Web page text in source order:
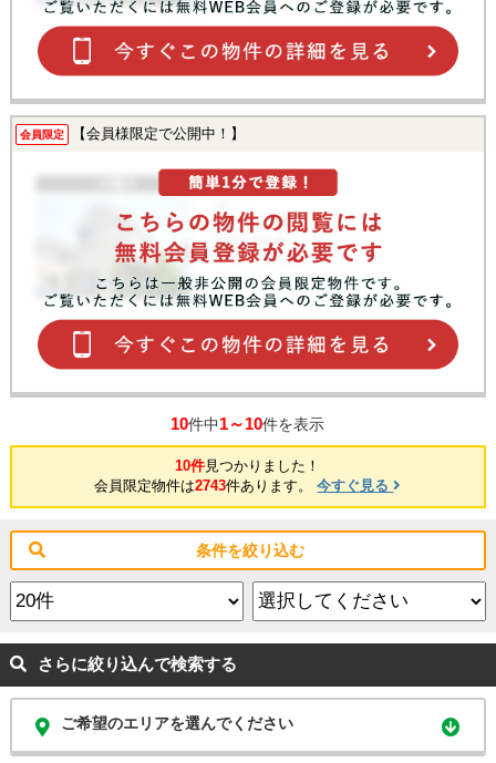
会員限定 【会員様限定で公開中！】
10件中1～10件を表示
10件見つかりました！
会員限定物件は2743件あります。今すぐ見る
条件を絞り込む
さらに絞り込んで検索する
ご希望のエリアを選んでください